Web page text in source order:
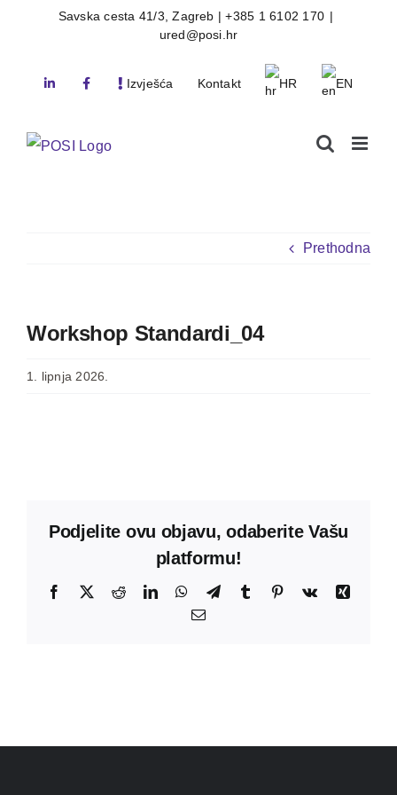
Savska cesta 41/3, Zagreb | +385 1 6102 170 |
ured@posi.hr
Izvješća Kontakt HR EN
Prethodna
Workshop Standardi_04
1. lipnja 2026.
Podjelite ovu objavu, odaberite Vašu
platformu!
Facebook
X RedditLinkedInWhatsApp
TelegramTumblr Pinterest
Vk
Xing
Email: